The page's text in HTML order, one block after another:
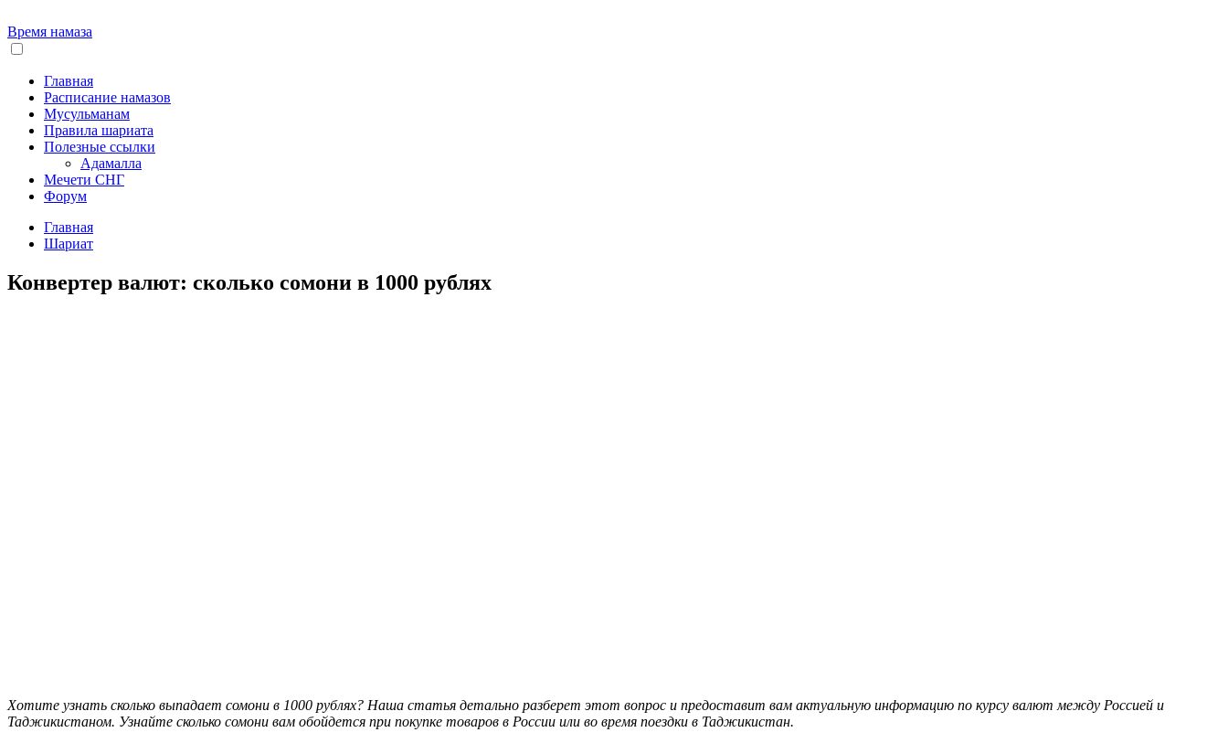
Время намаза
Главная
Расписание намазов
Мусульманам
Правила шариата
Полезные ссылки
Адамалла
Мечети СНГ
Форум
Главная
Шариат
Конвертер валют: сколько сомони в 1000 рублях
Хотите узнать сколько выпадает сомони в 1000 рублях? Наша статья детально разберет этот вопрос и предоставит вам актуальную информацию по курсу валют между Россией и
Таджикистаном. Узнайте сколько сомони вам обойдется при покупке товаров в России или во время поездки в Таджикистан.